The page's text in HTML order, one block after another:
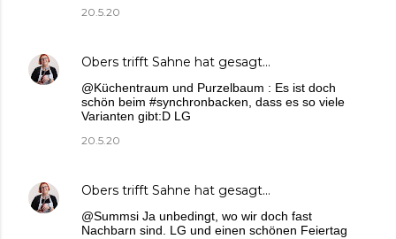
20.5.20
Obers trifft Sahne hat gesagt…
@Küchentraum und Purzelbaum : Es ist doch
schön beim #synchronbacken, dass es so viele
Varianten gibt:D LG
20.5.20
Obers trifft Sahne hat gesagt…
@Summsi Ja unbedingt, wo wir doch fast
Nachbarn sind. LG und einen schönen Feiertag